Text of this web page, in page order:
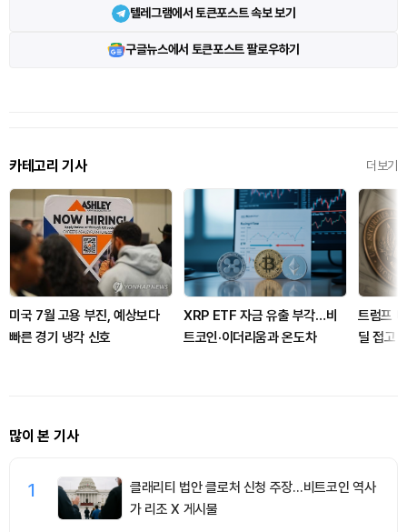
텔레그램에서 토큰포스트 속보 보기
구글뉴스에서 토큰포스트 팔로우하기
카테고리 기사 더보기
미국 7월 고용 부진, 예상보다
빠른 경기 냉각 신호
XRP ETF 자금 유출 부각…비
트코인·이더리움과 온도차
트럼프
딜 접고
많이 본 기사
1
클래리티 법안 클로처 신청 주장…비트코인 역사
가 리조 X 게시물